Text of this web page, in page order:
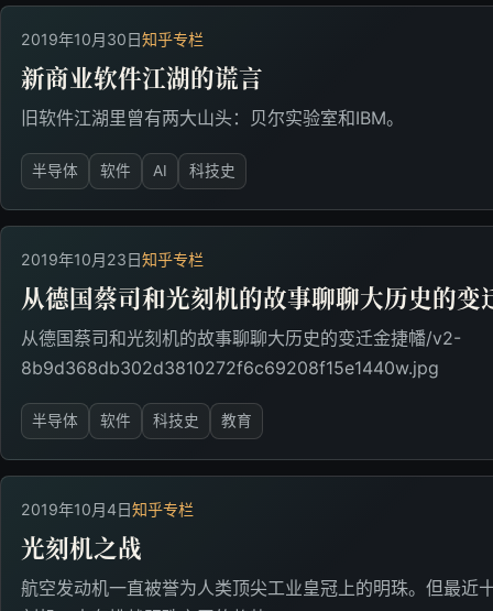
2019年10月30日知乎专栏
新商业软件江湖的谎言
旧软件江湖里曾有两大山头：贝尔实验室和IBM。
半导体 软件 AI 科技史
2019年10月23日知乎专栏
从德国蔡司和光刻机的故事聊聊大历史的变
从德国蔡司和光刻机的故事聊聊大历史的变迁金捷幡/v2-
8b9d368db302d3810272f6c69208f15e1440w.jpg
半导体 软件 科技史 教育
2019年10月4日知乎专栏
光刻机之战
航空发动机一直被誉为人类顶尖工业皇冠上的明珠。但最近